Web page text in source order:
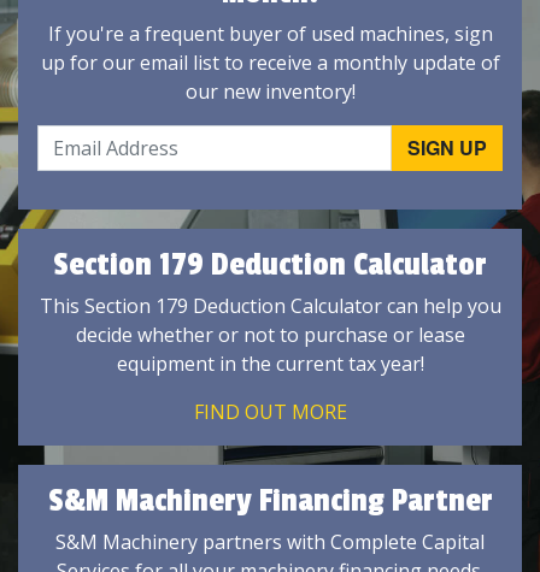
If you're a frequent buyer of used machines, sign
up for our email list to receive a monthly update of
our new inventory!
Section 179 Deduction Calculator
This Section 179 Deduction Calculator can help you
decide whether or not to purchase or lease
equipment in the current tax year!
FIND OUT MORE
S&M Machinery Financing Partner
S&M Machinery partners with Complete Capital